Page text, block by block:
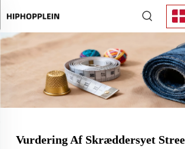
Vurdering Af Skræddersyet